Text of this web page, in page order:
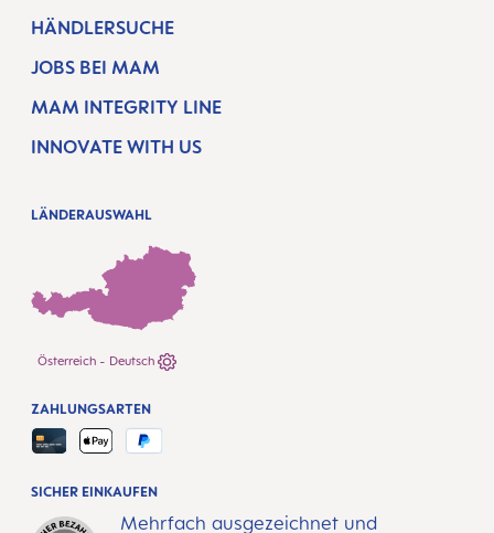
HÄNDLERSUCHE
JOBS BEI MAM
MAM INTEGRITY LINE
INNOVATE WITH US
LÄNDERAUSWAHL
Österreich - Deutsch
SICHER EINKAUFEN
Mehrfach ausgezeichnet und
ZAHLUNGSARTEN